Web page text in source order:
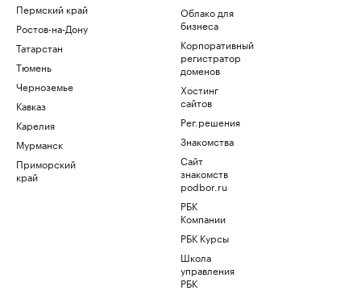
Пермский край
Ростов-на-Дону
Татарстан
Тюмень
Черноземье
Кавказ
Карелия
Мурманск
Приморский
край
Облако для
бизнеса
Корпоративный
регистратор
доменов
Хостинг
сайтов
Рег.решения
Знакомства
Сайт
знакомств
podbor.ru
РБК
Компании
РБК Курсы
Школа
управления
РБК